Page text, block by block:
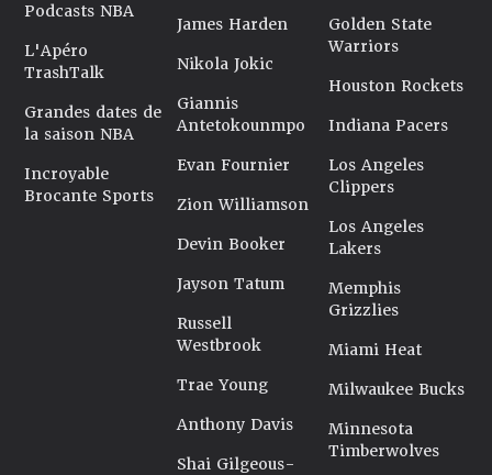
Podcasts NBA
L'Apéro
TrashTalk
Grandes dates de
la saison NBA
Incroyable
Brocante Sports
James Harden
Nikola Jokic
Giannis
Antetokounmpo
Evan Fournier
Zion Williamson
Devin Booker
Jayson Tatum
Russell
Westbrook
Trae Young
Anthony Davis
Shai Gilgeous-
Golden State
Warriors
Houston Rockets
Indiana Pacers
Los Angeles
Clippers
Los Angeles
Lakers
Memphis
Grizzlies
Miami Heat
Milwaukee Bucks
Minnesota
Timberwolves